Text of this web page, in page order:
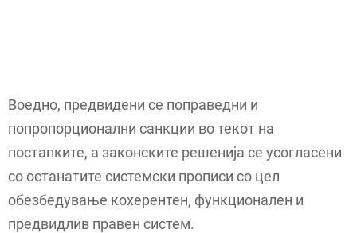
Воедно, предвидени се поправедни и
попропорционални санкции во текот на
постапките, а законските решенија се усогласени
со останатите системски прописи со цел
обезбедување кохерентен, функционален и
предвидлив правен систем.